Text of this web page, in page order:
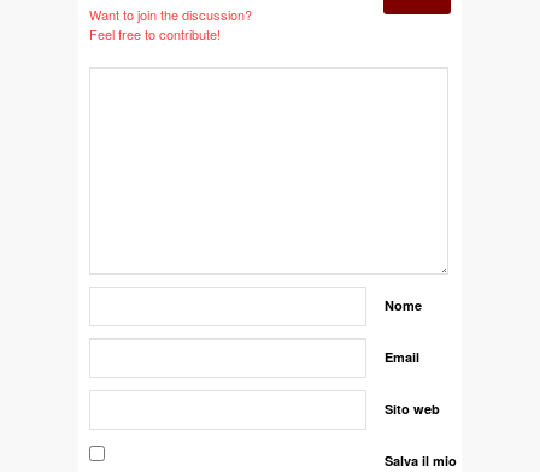
Want to join the discussion?
Feel free to contribute!
Nome
Email
Sito web
Salva il mio